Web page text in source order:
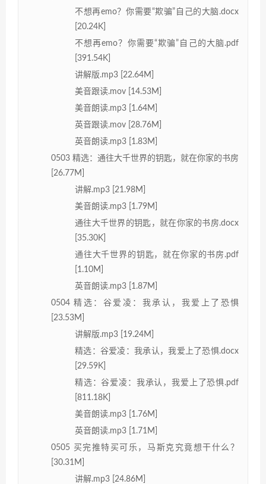
不想再emo？你需要“欺骗”自己的大脑.docx
[20.24K]
不想再emo？你需要“欺骗”自己的大脑.pdf
[391.54K]
讲解版.mp3 [22.64M]
美音跟读.mov [14.53M]
美音朗读.mp3 [1.64M]
英音跟读.mov [28.76M]
英音朗读.mp3 [1.83M]
0503 精选：通往大千世界的钥匙，就在你家的书房
[26.77M]
讲解.mp3 [21.98M]
美音朗读.mp3 [1.79M]
通往大千世界的钥匙，就在你家的书房.docx
[35.30K]
通往大千世界的钥匙，就在你家的书房.pdf
[1.10M]
英音朗读.mp3 [1.87M]
0504 精选：谷爱凌：我承认，我爱上了恐惧
[23.53M]
讲解版.mp3 [19.24M]
精选：谷爱凌：我承认，我爱上了恐惧.docx
[29.59K]
精选：谷爱凌：我承认，我爱上了恐惧.pdf
[811.18K]
美音朗读.mp3 [1.76M]
英音朗读.mp3 [1.71M]
0505 买完推特买可乐，马斯克究竟想干什么？
[30.31M]
讲解.mp3 [24.86M]